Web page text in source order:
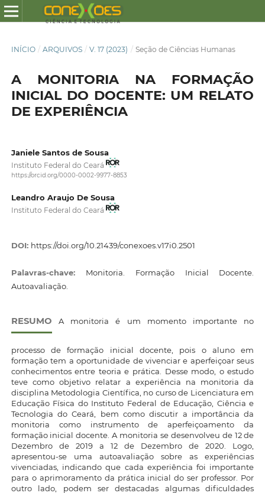
INÍCIO / ARQUIVOS / V. 17 (2023) / Seção de Ciências Humanas
A MONITORIA NA FORMAÇÃO
INICIAL DO DOCENTE: UM RELATO
DE EXPERIÊNCIA
Janiele Santos de Sousa
Instituto Federal do Ceará
https://orcid.org/0000-0002-9977-8853
Leandro Araujo De Sousa
Instituto Federal do Ceará
DOI: https://doi.org/10.21439/conexoes.v17i0.2501
Palavras-chave: Monitoria. Formação Inicial Docente.
Autoavaliação.
RESUMO A monitoria é um momento importante no
processo de formação inicial docente, pois o aluno em
formação tem a oportunidade de vivenciar e aperfeiçoar seus
conhecimentos entre teoria e prática. Desse modo, o estudo
teve como objetivo relatar a experiência na monitoria da
disciplina Metodologia Científica, no curso de Licenciatura em
Educação Física do Instituto Federal de Educação, Ciência e
Tecnologia do Ceará, bem como discutir a importância da
monitoria como instrumento de aperfeiçoamento da
formação inicial docente. A monitoria se desenvolveu de 12 de
Dezembro de 2019 a 12 de Dezembro de 2020. Logo,
apresentou-se uma autoavaliação sobre as experiências
vivenciadas, indicando que cada experiência foi importante
para o aprimoramento da prática inicial do ser professor. Por
outro lado, podem ser destacadas algumas dificuldades